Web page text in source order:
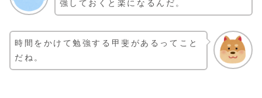
強しておくと楽になるんだ。
時間をかけて勉強する甲斐があるってこと
だね。